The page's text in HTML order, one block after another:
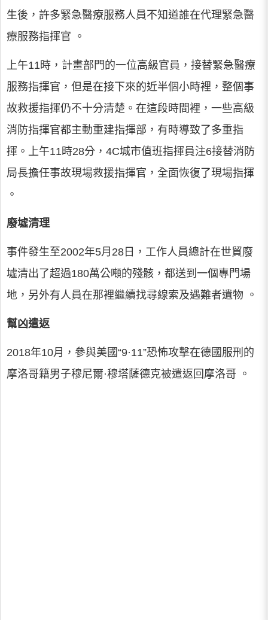
生後，許多緊急醫療服務人員不知道誰在代理緊急醫
療服務指揮官 。
上午11時，計畫部門的一位高級官員，接替緊急醫療
服務指揮官，但是在接下來的近半個小時裡，整個事
故救援指揮仍不十分清楚。在這段時間裡，一些高級
消防指揮官都主動重建指揮部，有時導致了多重指
揮。上午11時28分，4C城市值班指揮員注6接替消防
局長擔任事故現場救援指揮官，全面恢復了現場指揮
。
廢墟清理
事件發生至2002年5月28日，工作人員總計在世貿廢
墟清出了超過180萬公噸的殘骸，都送到一個專門場
地，另外有人員在那裡繼續找尋線索及遇難者遺物 。
幫凶遣返
2018年10月，參與美國“9·11”恐怖攻擊在德國服刑的
摩洛哥籍男子穆尼爾·穆塔薩德克被遣返回摩洛哥 。